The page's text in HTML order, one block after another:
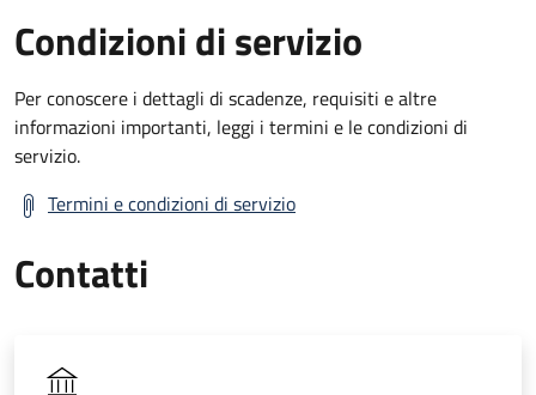
Condizioni di servizio
Per conoscere i dettagli di scadenze, requisiti e altre
informazioni importanti, leggi i termini e le condizioni di
servizio.
Termini e condizioni di servizio
Contatti